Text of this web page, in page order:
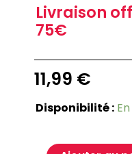
Livraison
75€
11,99 €
Disponibilité :